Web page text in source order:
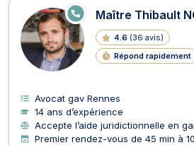
Maître Thibault
4.6 (36 avis)
Répond rapidement
E
N
LI
G
N
E
Avocat gav Rennes
14 ans d’expérience
Accepte l’aide juridictionnelle en
Premier rendez-vous de 45 min à